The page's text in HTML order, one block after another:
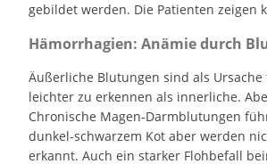
gebildet werden. Die Patienten zeigen
Hämorrhagien: Anämie durch
Äußerliche Blutungen sind als Ursache
leichter zu erkennen als innerliche.
Chronische Magen-Darmblutungen
dunkel-schwarzem Kot aber werden
erkannt. Auch ein starker Flohbefall